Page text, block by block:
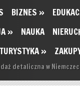
BIZNES »
» NAUKA
TURYSTYKA »
detaliczna w